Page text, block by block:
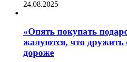
24.08.2025
«Опять покупать
жалуются, что дружить
дороже